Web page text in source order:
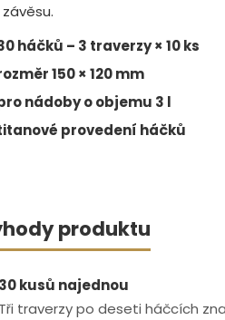
háčků – 3 traverzy × 10 ks
150 × 120 mm
nádoby o objemu 3 l
provedení háčků
produktu
30 kusů najednou
Tři traverzy po deseti háčcích